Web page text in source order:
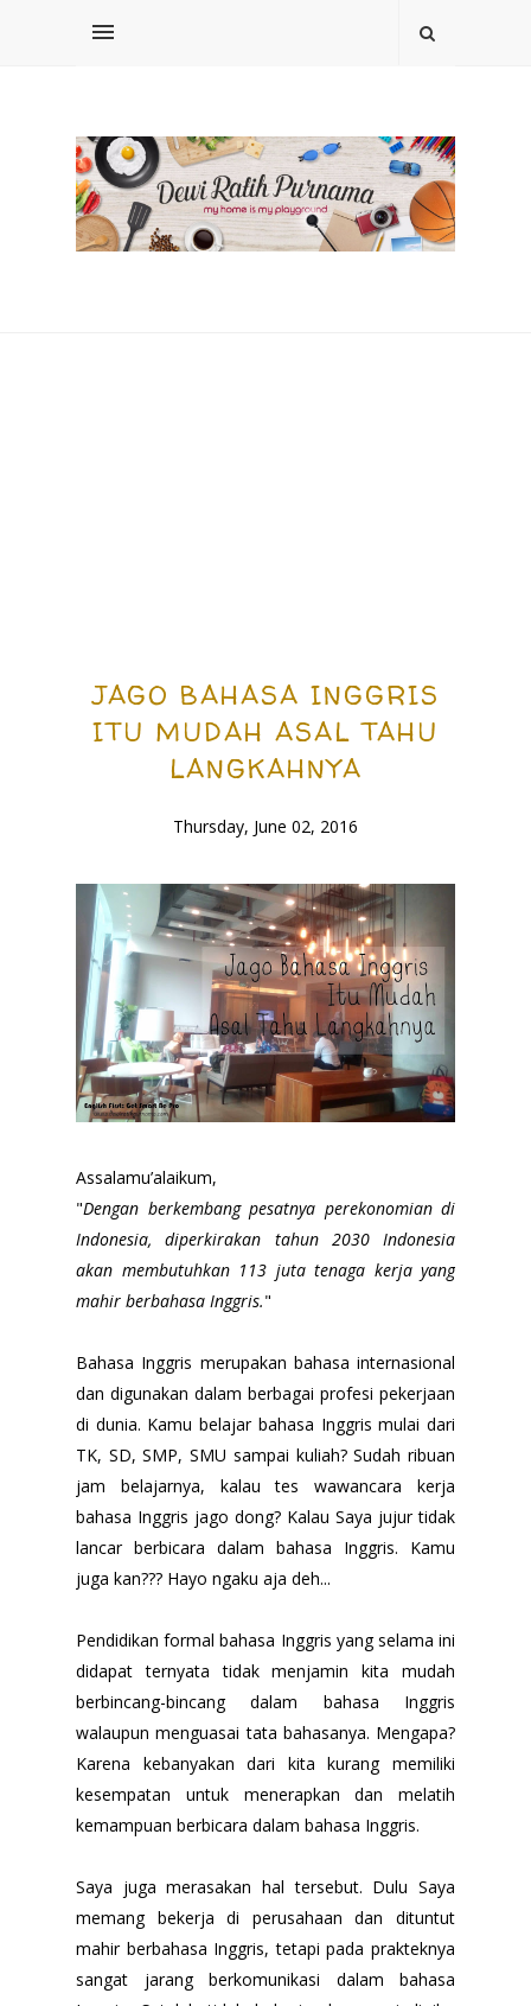
JAGO BAHASA INGGRIS
ITU MUDAH ASAL TAHU
LANGKAHNYA
Thursday, June 02, 2016
Assalamu’alaikum,
"Dengan berkembang pesatnya perekonomian di
Indonesia, diperkirakan tahun 2030 Indonesia
akan membutuhkan 113 juta tenaga kerja yang
mahir berbahasa Inggris."
Bahasa Inggris merupakan bahasa internasional
dan digunakan dalam berbagai profesi pekerjaan
di dunia. Kamu belajar bahasa Inggris mulai dari
TK, SD, SMP, SMU sampai kuliah? Sudah ribuan
jam belajarnya, kalau tes wawancara kerja
bahasa Inggris jago dong? Kalau Saya jujur tidak
lancar berbicara dalam bahasa Inggris. Kamu
juga kan??? Hayo ngaku aja deh...
Pendidikan formal bahasa Inggris yang selama ini
didapat ternyata tidak menjamin kita mudah
berbincang-bincang dalam bahasa Inggris
walaupun menguasai tata bahasanya. Mengapa?
Karena kebanyakan dari kita kurang memiliki
kesempatan untuk menerapkan dan melatih
kemampuan berbicara dalam bahasa Inggris.
Saya juga merasakan hal tersebut. Dulu Saya
memang bekerja di perusahaan dan dituntut
mahir berbahasa Inggris, tetapi pada prakteknya
sangat jarang berkomunikasi dalam bahasa